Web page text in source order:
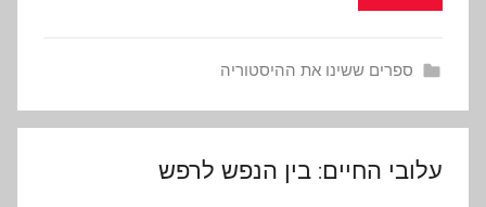
ספרים ששינו את ההיסטוריה
עלובי החיים: בין הנפש לרפש